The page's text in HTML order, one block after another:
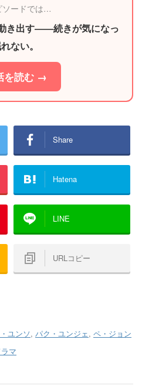
ソードでは…
き出す――続きが気になっ
ない。
を読む →
Share
Hatena
LINE
URLコピー
ユンソ, パク・ユンジェ, ペ・ジョン
マ